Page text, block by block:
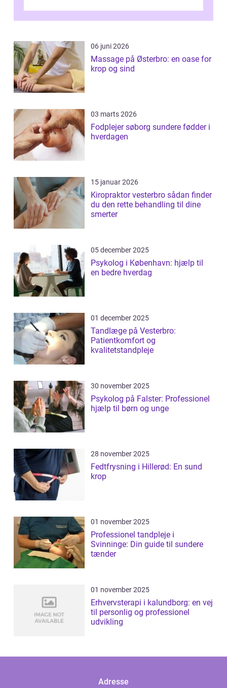
indebærer...
06 juni 2026
Massage på Østerbro: en oase for
krop og sind
03 marts 2026
Fodplejer søborg sundere fødder i
hverdagen
15 januar 2026
Kiropraktor vesterbro sådan finder
du den rette behandling til dine
smerter
05 december 2025
Psykolog i København: hjælp til
en bedre hverdag
01 december 2025
Tandlæge på Vesterbro:
Patientkomfort og
kvalitetstandpleje
30 november 2025
Psykolog på Falster: Professionel
hjælp til børn og unge
28 november 2025
Fedtfrysning i Hillerød: En sund
krop
01 november 2025
Professionel tandpleje i
Svinninge: Din guide til sundere
tænder
01 november 2025
Erhvervsterapi i kalundborg: en vej
til personlig og professionel
udvikling
Adresse